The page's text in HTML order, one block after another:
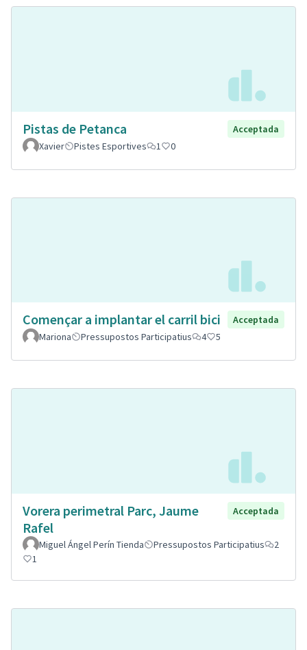
Pistas de Petanca
Acceptada
Xavier
Pistes Esportives 1 0
Començar a implantar el carril bici
Acceptada
Mariona
Pressupostos Participatius 4 5
Vorera perimetral Parc, Jaume
Rafel
Acceptada
Miguel Ángel Perín Tienda Pressupostos Participatius
2
1